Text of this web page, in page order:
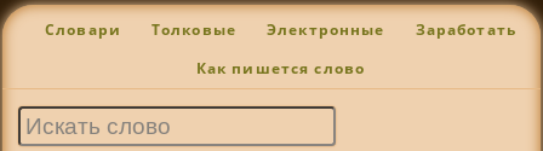
Словари Толковые Электронные Заработать
Как пишется слово